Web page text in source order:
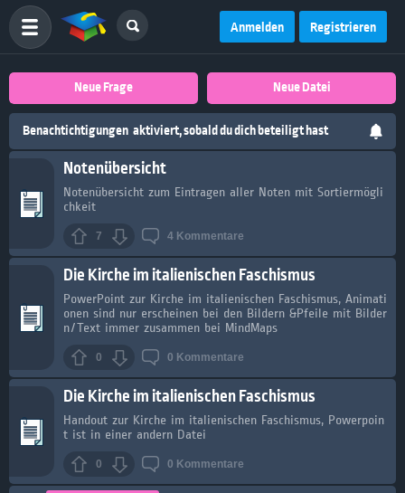
Anmelden Registrieren
Neue Frage Neue Datei
Benachtichtigungen aktiviert, sobald du dich beteiligt hast
Notenübersicht
Notenübersicht zum Eintragen aller Noten mit Sortiermögli
chkeit
7 4 Kommentare
Die Kirche im italienischen Faschismus
PowerPoint zur Kirche im italienischen Faschismus, Animati
onen sind nur erscheinen bei den Bildern &Pfeile mit Bilder
n/Text immer zusammen bei MindMaps
0 0 Kommentare
Die Kirche im italienischen Faschismus
Handout zur Kirche im italienischen Faschismus, Powerpoin
t ist in einer andern Datei
0 0 Kommentare